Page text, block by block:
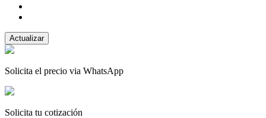
Solicita el precio via WhatsApp
Solicita tu cotización